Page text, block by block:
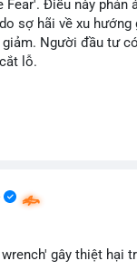
Fear'. Điều này phản
sợ hãi về xu hướng
Người đầu tư
lỗ.
& THẢO LUẬN:
(PENGU) và
vào các chủ đề địa
đề như Solana,
& TRUYỀN
gây thiệt hại